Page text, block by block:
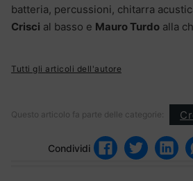
batteria, percussioni, chitarra
Crisci al basso e Mauro Turdo alla
Tutti gli articoli dell'autore
Questo articolo fa parte delle categorie:
Condividi